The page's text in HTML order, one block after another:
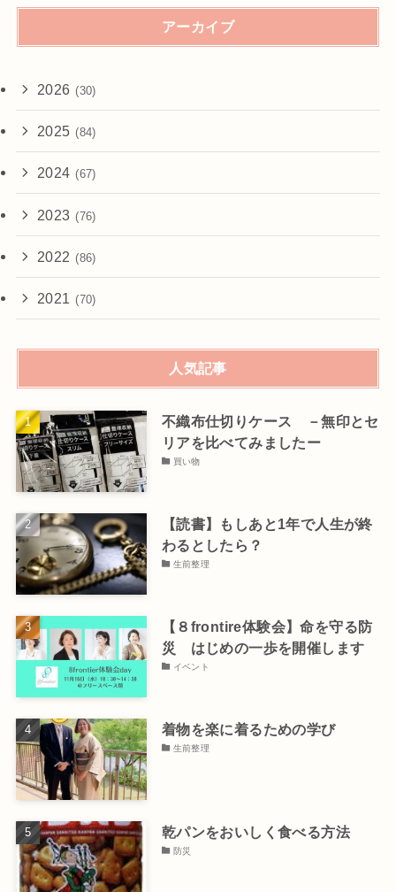
アーカイブ
2026 (30)
2025 (84)
2024 (67)
2023 (76)
2022 (86)
2021 (70)
人気記事
不織布仕切りケース －無印とセ
リアを比べてみましたー
買い物
【読書】もしあと1年で人生が終
わるとしたら？
生前整理
【８frontire体験会】命を守る防
災 はじめの一歩を開催します
イベント
着物を楽に着るための学び
生前整理
乾パンをおいしく食べる方法
防災